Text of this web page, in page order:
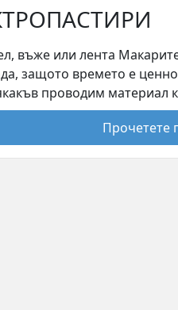
въже или лента
защото времето е
проводим материал
Прочетете